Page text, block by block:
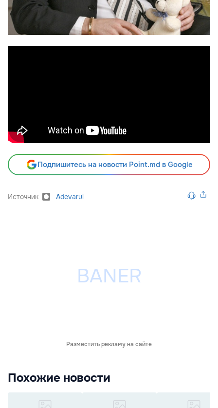
Подпишитесь на новости Point.md в Google
Источник Adevarul
Разместить рекламу на сайте
Похожие новости